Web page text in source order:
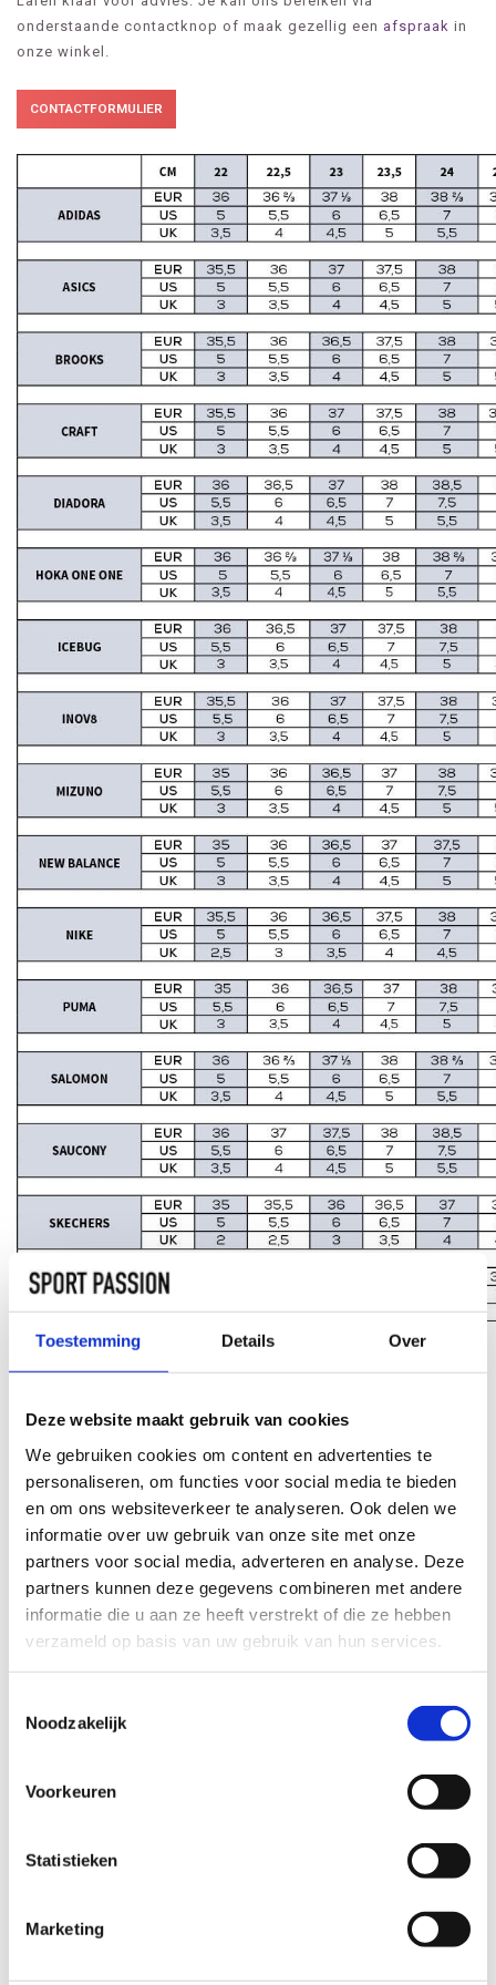
Toestemming Details Over
Deze website maakt gebruik van cookies
We gebruiken cookies om content en advertenties te
personaliseren, om functies voor social media te bieden
en om ons websiteverkeer te analyseren. Ook delen we
informatie over uw gebruik van onze site met onze
partners voor social media, adverteren en analyse. Deze
partners kunnen deze gegevens combineren met andere
informatie die u aan ze heeft verstrekt of die ze hebben
verzameld op basis van uw gebruik van hun services.
Noodzakelijk
Voorkeuren
Statistieken
Marketing
onderstaande contactknop of maak gezellig een afspraak in
onze winkel.
CONTACTFORMULIER
2 HOE MEET IK DE MAAT VAN MIJN VOET VOOR
DE JUISTE SPORTSCHOEN
2.1 Welke sportschoenmaat heb ik nodig
STANDAARD OMREKENTABEL VOOR
SPORTSCHOENMATEN.
Bekijk hier welke UK, FR, IT of US maat jij nodig hebt. Het kan
soms voorkomen dat merken verschillende marges
aanhouden, bekijkhierdan onze maattabel per merk
uitgesplitst.